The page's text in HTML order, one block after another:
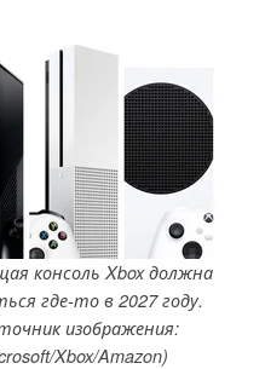
консоль Xbox должна
где-то в 2027 году.
изображения:
Xbox/Amazon)